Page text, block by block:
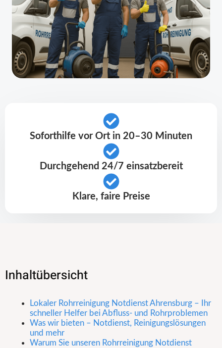
Soforthilfe vor Ort in 20–30 Minuten
Durchgehend 24/7 einsatzbereit
Klare, faire Preise
Inhaltübersicht
Lokaler Rohrreinigung Notdienst Ahrensburg – Ihr
schneller Helfer bei Abfluss- und Rohrproblemen
Was wir bieten – Notdienst, Reinigungslösungen
und mehr
Warum Sie unseren Rohrreinigung Notdienst